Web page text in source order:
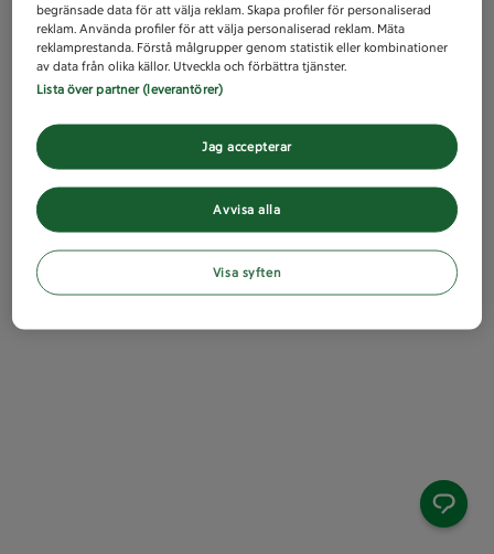
begränsade data för att välja reklam. Skapa profiler för personaliserad
reklam. Använda profiler för att välja personaliserad reklam. Mäta
reklamprestanda. Förstå målgrupper genom statistik eller kombinationer
av data från olika källor. Utveckla och förbättra tjänster.
Lista över partner (leverantörer)
Avvisa alla
Jag accepterar
Visa syften